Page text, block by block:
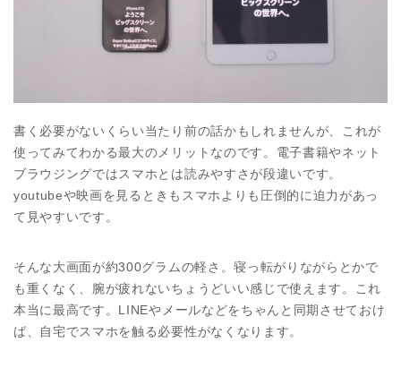
書く必要がないくらい当たり前の話かもしれませんが、これが
使ってみてわかる最大のメリットなのです。電子書籍やネット
ブラウジングではスマホとは読みやすさが段違いです。
youtubeや映画を見るときもスマホよりも圧倒的に迫力があっ
て見やすいです。
そんな大画面が約300グラムの軽さ。寝っ転がりながらとかで
も重くなく、腕が疲れないちょうどいい感じで使えます。これ
本当に最高です。LINEやメールなどをちゃんと同期させておけ
ば、自宅でスマホを触る必要性がなくなります。